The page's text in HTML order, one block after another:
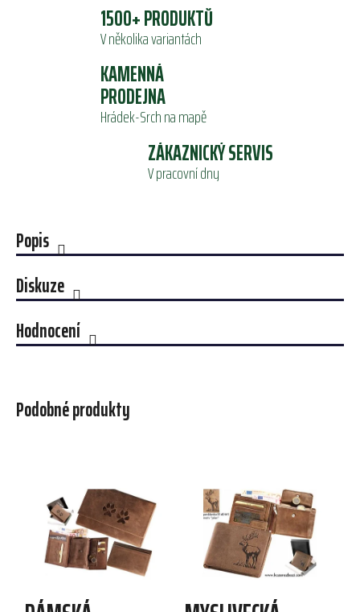
1500+ PRODUKTŮ
V několika variantách
KAMENNÁ
PRODEJNA
Hrádek-Srch na mapě
ZÁKAZNICKÝ SERVIS
V pracovní dny
Popis
Diskuze
Hodnocení
Podobné produkty